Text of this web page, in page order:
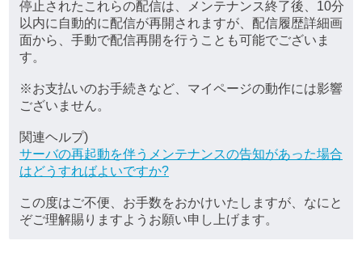
停止されたこれらの配信は、メンテナンス終了後、10分
以内に自動的に配信が再開されますが、配信履歴詳細画
面から、手動で配信再開を行うことも可能でございま
す。
※お支払いのお手続きなど、マイページの動作には影響
ございません。
関連ヘルプ)
サーバの再起動を伴うメンテナンスの告知があった場合
はどうすればよいですか?
この度はご不便、お手数をおかけいたしますが、なにと
ぞご理解賜りますようお願い申し上げます。